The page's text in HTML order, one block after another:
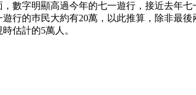
，數字明顯高過今年的七一遊行，接近去年
行的巿民大約有20萬，以此推算，除非最
估計的5萬人。